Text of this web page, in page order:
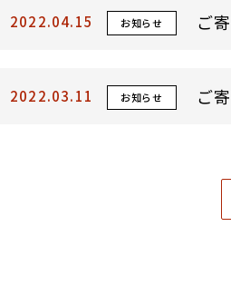
2022.04.15 お知らせ ご
2022.03.11 お知らせ ご